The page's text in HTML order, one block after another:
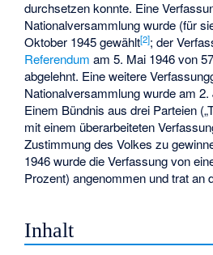
durchsetzen konnte. Eine
Nationalversammlung wurde (für
Oktober 1945 gewählt[2]; der
Referendum am 5. Mai 1946 von
abgelehnt. Eine weitere
Nationalversammlung wurde am 2.
Einem Bündnis aus drei Parteien
mit einem überarbeiteten
Zustimmung des Volkes zu
1946 wurde die Verfassung von
Prozent) angenommen und trat an
Inhalt